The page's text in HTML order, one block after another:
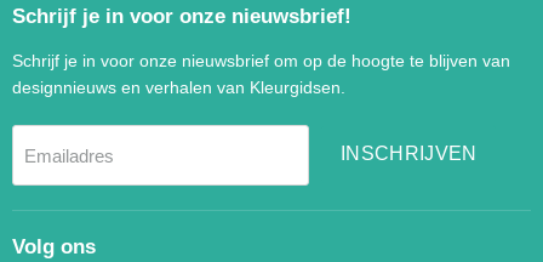
Schrijf je in voor onze nieuwsbrief!
Schrijf je in voor onze nieuwsbrief om op de hoogte te blijven van
designnieuws en verhalen van Kleurgidsen.
Emailadres INSCHRIJVEN
Volg ons